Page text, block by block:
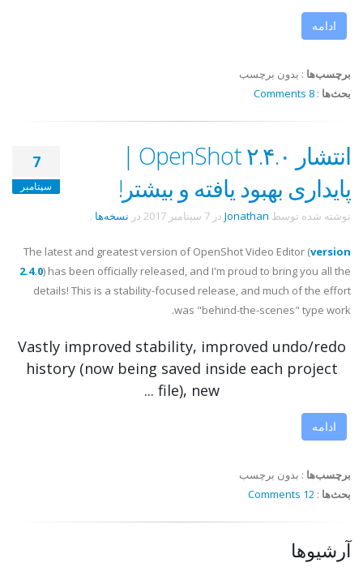
ادامه
برچسب‌ها : بدون برچسب
بحث‌ها :
8 Comments
7
سپتامبر
انتشار OpenShot ۲.۴.۰ |
پایداری بهبود یافته و بیشتر!
نوشته شده توسط Jonathan در 7 سپتامبر 2017 در نسخه‌ها .
The latest and greatest version of OpenShot Video Editor (version
2.4.0) has been officially released, and I'm proud to bring you all the
details! This is a stability-focused release, and much of the effort
was "behind-the-scenes" type work.
Vastly improved stability, improved undo/redo
history (now being saved inside each project
file), new ...
ادامه
برچسب‌ها : بدون برچسب
بحث‌ها :
12 Comments
آرشیوها